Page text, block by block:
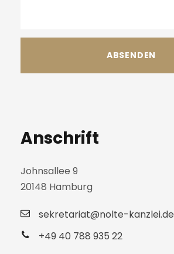
Anschrift
Johnsallee 9
20148 Hamburg
sekretariat@nolte-kanzlei.de
+49 40 788 935 22